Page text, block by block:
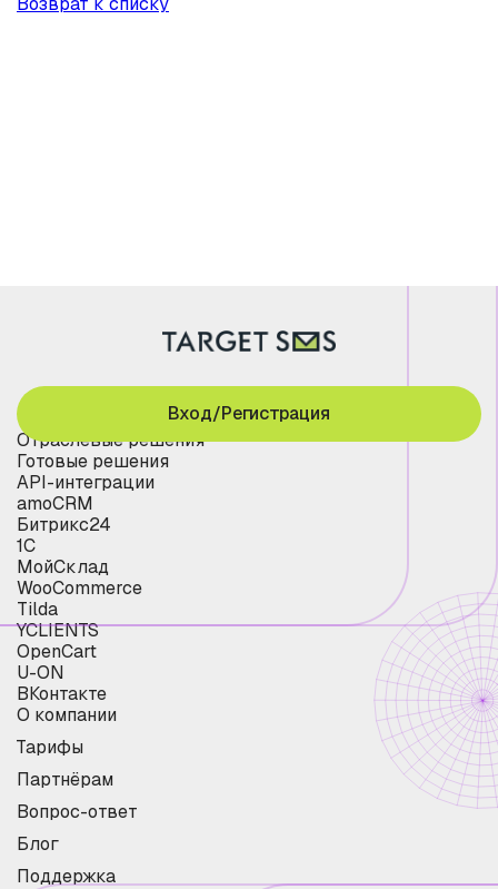
Отраслевые решения
Готовые решения
API-интеграции
amoCRM
Битрикс24
1С
МойСклад
WooCommerce
Tilda
YCLIENTS
OpenCart
U-ON
ВКонтакте
О компании
Тарифы
Партнёрам
Вопрос-ответ
Блог
Поддержка
Вход/Регистрация